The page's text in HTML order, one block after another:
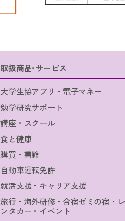
取扱商品･サービス
大学生協アプリ・電子マネー
勉学研究サポート
講座・スクール
食と健康
購買・書籍
自動車運転免許
就活支援・キャリア支援
旅行・海外研修・合宿ゼミの宿・レ
ンタカー・イベント